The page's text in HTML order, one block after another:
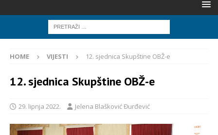
HOME VIJESTI 12. sjednica Skupštine OBŽ-e
12. sjednica Skupštine OBŽ-e
29. lipnja 2022. Jelena Blašković Đurđević